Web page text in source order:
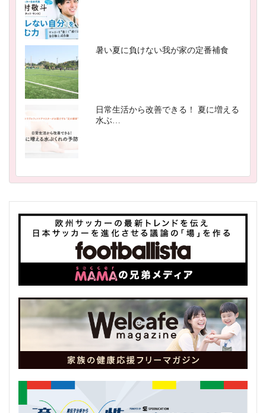
暑い夏に負けない我が家の定番補食
日常生活から改善できる！ 夏に増える
水ぶ…